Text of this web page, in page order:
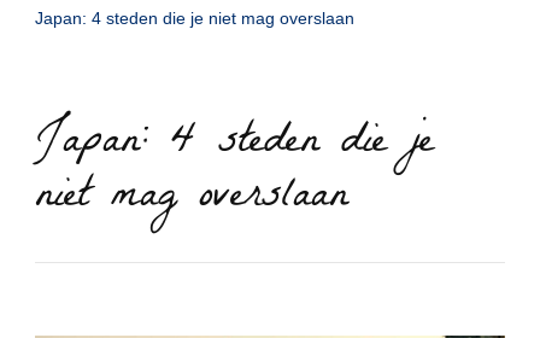
Japan: 4 steden die je niet mag overslaan
Japan: 4 steden die je
niet mag overslaan